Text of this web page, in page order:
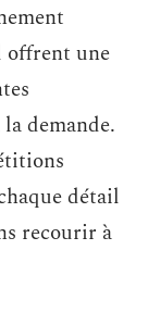
offrent une
demande.
détail
recourir à